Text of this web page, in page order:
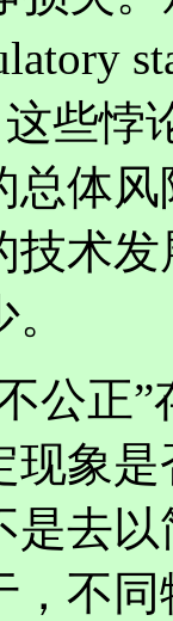
这些
总体
技术
正”
现象
去
，不